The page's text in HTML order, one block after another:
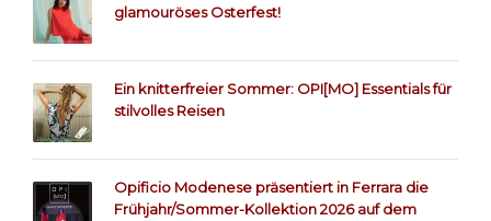
glamouröses Osterfest!
Ein knitterfreier Sommer: OPI[MO] Essentials für
stilvolles Reisen
Opificio Modenese präsentiert in Ferrara die
Frühjahr/Sommer-Kollektion 2026 auf dem